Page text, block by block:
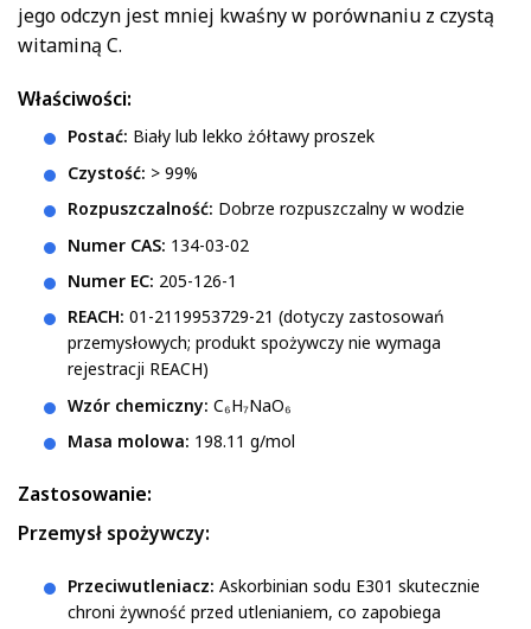
jego odczyn jest mniej kwaśny w porównaniu z czystą
witaminą C.
Właściwości:
Postać: Biały lub lekko żółtawy proszek
Czystość: > 99%
Rozpuszczalność: Dobrze rozpuszczalny w wodzie
Numer CAS: 134-03-02
Numer EC: 205-126-1
REACH: 01-2119953729-21 (dotyczy zastosowań
przemysłowych; produkt spożywczy nie wymaga
rejestracji REACH)
Wzór chemiczny: C₆H₇NaO₆
Masa molowa: 198.11 g/mol
Zastosowanie:
Przemysł spożywczy:
Przeciwutleniacz: Askorbinian sodu E301 skutecznie
chroni żywność przed utlenianiem, co zapobiega